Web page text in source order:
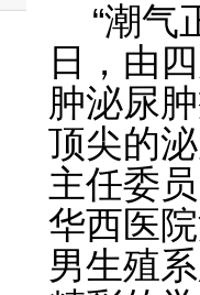
“潮气
日，由
肿泌尿
顶尖的
主任委
华西医
男生殖